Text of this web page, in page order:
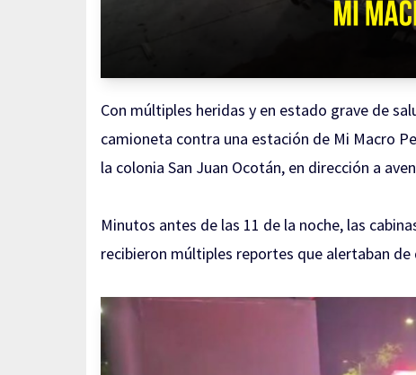
Con múltiples heridas y en estado grave de
camioneta contra una estación de Mi Macro
la colonia San Juan Ocotán, en dirección a
Minutos antes de las 11 de la noche, las
recibieron múltiples reportes que alertaban